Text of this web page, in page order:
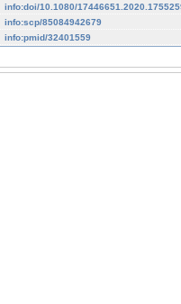
info:doi/10.1080/
info:scp/85084942679
info:pmid/32401559